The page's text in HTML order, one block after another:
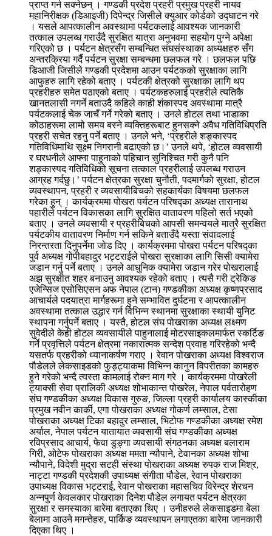
प्राप्त गर्न सक्नेछन् । गण्डकी प्रदेश प्रहरी प्रमुख प्रहरी नायव
महानिरीक्षक (डिआइजी) दिपेन्द्र जिसीले क्युआर कोर्डको उद्घाटन गरे
। यसले आपत्कालीन अवस्थामा पर्यटकलाई आवश्यक जानकारी
तत्काल उपलब्ध गराउँदै सुरक्षित यात्रा अनुभवमा सहयोग पुग्ने अपेक्षा
गरिएको छ । पर्यटन क्षेत्रसँग सम्बन्धित संघसंस्थाका अध्यक्षहरु सँग
अन्तरक्रिया गर्दै पर्यटन सुरक्षा सम्बन्धमा छलफल गरे । छलफल पछि
डिआजी जिसीले गण्डकी प्रदेशमा आउन पर्यटकको सुरक्षाका लागि
आफुहरु लागि रहेको बताए । पर्यटकी क्षेत्रको सुरक्षाका लागि थप
प्रहरीहरु समेत पठाएको बताए । पर्यटकहरुलाई प्रहरीले त्यतिकै
खानतलासी नगर्ने बताउदै कहिले काही शंकास्पद अवस्थामा मात्रै
पर्यटकलाई चेक जाचँ गर्ने गरेको बताए । उनले होटल तथा भाडाका
कोठाहरूमा लामो समय बस्ने व्यक्तिहरूबाट हुनसक्ने अवैध गतिविधिप्रति
प्रहरी सचेत रहनु पर्ने बताए । उनले भने, ‘प्रहरीले शङ्कास्पद
गतिविधिमाथि सूक्ष्म निगरानी बढाएको छ।’ उनले थपे, ‘होटल व्यवसायी
र घरधनीले आफ्ना पाहुनाको पहिचान सुनिश्चित गरी कुनै पनि
शङ्कास्पद गतिविधिको सूचना तत्काल प्रहरीलाई उपलब्ध गराउन
आग्रह गर्दछु।’ पर्यटन क्षेत्रका सुरक्षा चुनौती, पदमार्गको सुरक्षा, होटल
व्यवस्थापन, प्रहरी र व्यवसायीबिचको सहकार्यका विषयमा छलफल
गरेका हुन् । कार्यक्रममा पोखरा पर्यटन परिषद्का अध्यक्ष तारानाथ
पहारीले पर्यटन विकासका लागि सुरक्षित वातावरण पहिलो सर्त भएको
बताए । उनले व्यवसायी र प्रहरीबिचको आपसी समन्वयले मात्रै सुरक्षित
पर्यटकीय वातावरण निर्माण गर्न सकिने बताउँदै यस्ता संवादलाई
निरन्तरता दिनुपर्नेमा जोड दिए । कार्यक्रममा पोखरा पर्यटन परिषद्का
पुर्व अध्यक्ष गोपीबहादुर भट्टराईले पोखरा सुरक्षाका लागि सिसी क्यामेरा
जडान गर्नु पर्ने बताए । उनले आधुनिक क्यामेरा जडान गरेर पोखरालाई
अझ सुरक्षीत शहर बनाउनु आवश्यक रहेको बताए । त्यसै गरी ट्रेकिङ
एजेन्सिज एसोसिएसन अफ नेपाल (टान) गण्डकीका अध्यक्ष कृष्णप्रसाद
आचार्यले पदयात्रा मार्गहरूमा हुने सम्भावित दुर्घटना र आपत्कालीन
अवस्थामा तत्काल उद्धार गर्न विभिन्न स्थानमा सुरक्षाका स्थायी युनिट
स्थापना गर्नुपर्ने बताए । यस्तै, होटल संघ पोखराका अध्यक्ष लक्ष्मण
सुवेदीले केही होटल व्यवसायीले पाहुनालाई मोटरसाइकलमार्फत स्कर्टिङ
गर्ने प्रवृत्तिले पर्यटन क्षेत्रमा नकारात्मक सन्देश प्रवाह गरिरहेको भन्दै
यसतर्फ प्रहरीको ध्यानाकर्षण गराए । रेवान पोखराका अध्यक्ष विश्वराज
पौडेलले लेकसाइडको फुड्ट्याकमा विभिन्न कानुन विपरीतका कामहरु
हुने गरेको भन्दै त्यस्ता कामलाई रोक्न माग गरे । कार्यक्रममा पोखरेली
ट्याक्सी सेवा प्रालिकी अध्यक्ष शोभाकान्त पोखरेल, नेपाल पर्वतारोहण
संघ गण्डकीका अध्यक्ष विकास गुरुङ, जिल्ला प्रहरी कार्यालय कास्कीका
प्रमुख नवीन कार्की, एगा पोखराका अध्यक्ष गोकर्ण लम्साल, टेसा
पोखराका अध्यक्ष टिका बहादुर लम्साल, भिटोफ गण्डकीका अध्यक्ष रमेश
अर्याल, नेपाल पर्यटन यातायात व्यवसायी संघ गण्डकीका अध्यक्ष
रविप्रसाद आचार्य, फेवा डुङ्गा व्यवसायी संगठनका अध्यक्ष बलाराम
गिरी, ओटेफ पोखराका अध्यक्ष ममता न्यौपाने, टेवानका अध्यक्ष शोभा
न्यौपाने, विदेशी मुद्रा सटही संस्था पोखराका अध्यक्ष रुपक राज मिश्र,
नाट्टा गण्डकी प्रदेशकी उपाध्यक्ष संगीता पौडेल, रेवान पोखराका
उपाध्यक्ष विकास भट्टराई, रेवान पोखराका महासचिव विरेन्द्र शेरचन
अन्नपुर्ण केवलकार पोखराका दिनेश पौडेल लगायत पर्यटन क्षेत्रका
सुरक्षा र समस्याका बारेमा बताएका थिए । उनीहरुले लेकसाइडमा बेला
बेलामा आउने मगन्तेहरु, पार्किङ व्यवस्थापन लगाएतका बारेमा जानकारी
दिएका थिए ।